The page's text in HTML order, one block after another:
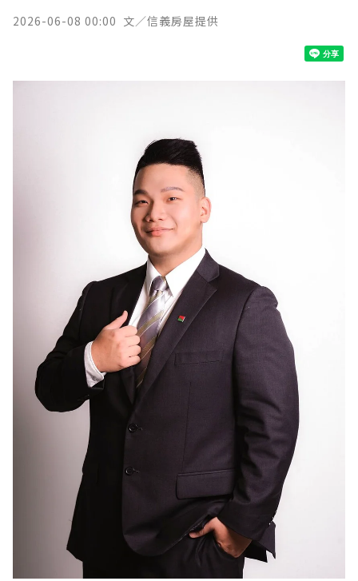
2026-06-08 00:00 文／信義房屋提供